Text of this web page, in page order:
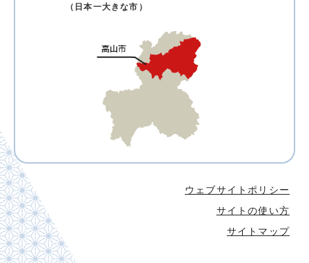
（日本一大きな市）
ウェブサイトポリシー
サイトの使い方
サイトマップ